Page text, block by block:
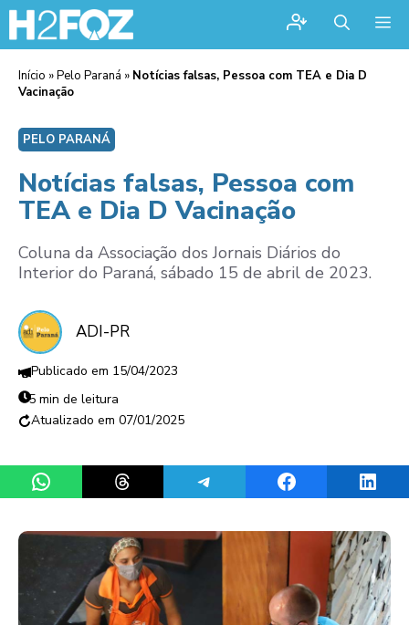
Início »Pelo Paraná » Notícias falsas, Pessoa com TEA e Dia D
Vacinação
PELO PARANÁ
Notícias falsas, Pessoa com
TEA e Dia D Vacinação
Coluna da Associação dos Jornais Diários do
Interior do Paraná, sábado 15 de abril de 2023.
ADI-PR
15/04/2023
5 min de leitura
07/01/2025
Share on WhatsAppShare on ThreadsShare on TelegramShare on Facebook